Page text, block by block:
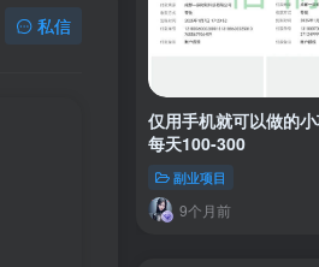
私信
仅用手机就可以做的
每天100-300
副业项目
9个月前